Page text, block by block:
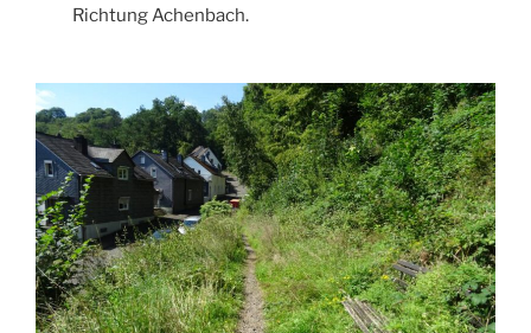
Richtung Achenbach.